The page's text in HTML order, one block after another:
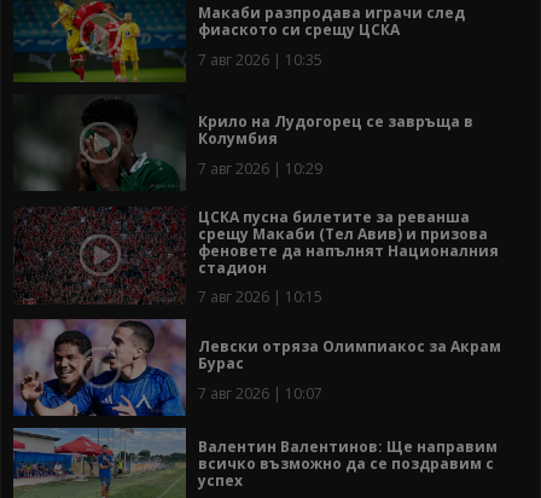
Макаби разпродава играчи след
фиаското си срещу ЦСКА
7 авг 2026 | 10:35
Крило на Лудогорец се завръща в
Колумбия
7 авг 2026 | 10:29
ЦСКА пусна билетите за реванша
срещу Макаби (Тел Авив) и призова
феновете да напълнят Националния
стадион
7 авг 2026 | 10:15
Левски отряза Олимпиакос за Акрам
Бурас
7 авг 2026 | 10:07
Валентин Валентинов: Ще направим
всичко възможно да се поздравим с
успех